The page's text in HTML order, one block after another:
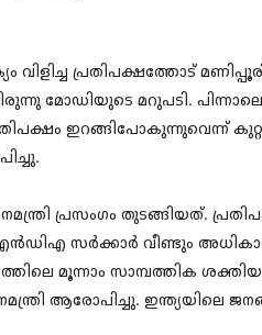
വിളിച്ച പ്രതിപക്ഷത്തോട്
മോഡിയുടെ മറുപടി.
ഇറങ്ങിപോകുന്നുവെന്ന്
പ്രസംഗം തുടങ്ങിയത്.
സര്‍ക്കാര്‍ വീണ്ടും
മൂന്നാം സാമ്പത്തിക
ആരോപിച്ചു. ഇന്ത്യയിലെ